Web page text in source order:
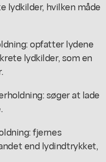
lydkilder, hvilken måde
opfatter lydene
lydkilder, som en
søger at lade
fjernes
end lydindtrykket,